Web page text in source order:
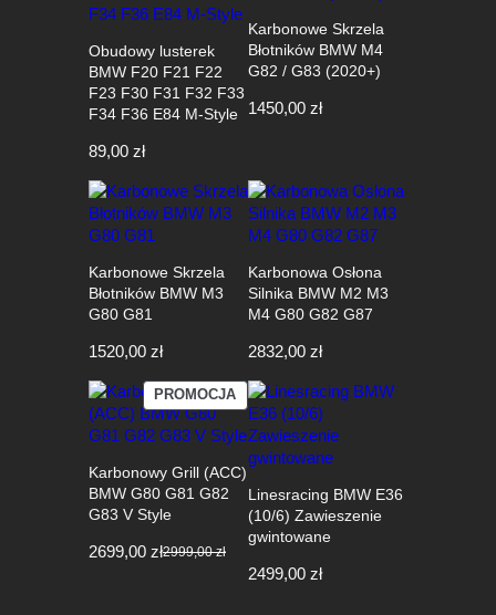
Obudowy lusterek
BMW F20 F21 F22
F23 F30 F31 F32 F33
F34 F36 E84 M-Style
89,00 zł
Karbonowe Skrzela
Błotników BMW M4
G82 / G83 (2020+)
1450,00 zł
Karbonowe Skrzela
Błotników BMW M3
G80 G81
1520,00 zł
Karbonowa Osłona
Silnika BMW M2 M3
M4 G80 G82 G87
2832,00 zł
PROMOCJAPRODUKT
W
PROMOCJI
Karbonowy Grill (ACC)
BMW G80 G81 G82
G83 V Style
2999,00zł
Pierwotna
2699,00 zł
Aktualna
Linesracing BMW E36
(10/6) Zawieszenie
gwintowane
2499,00 zł